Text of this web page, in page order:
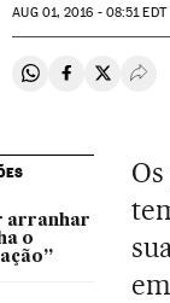
AUG01, 2016 - 08:51EDT
Compartir en
Compartir
arranhar
o